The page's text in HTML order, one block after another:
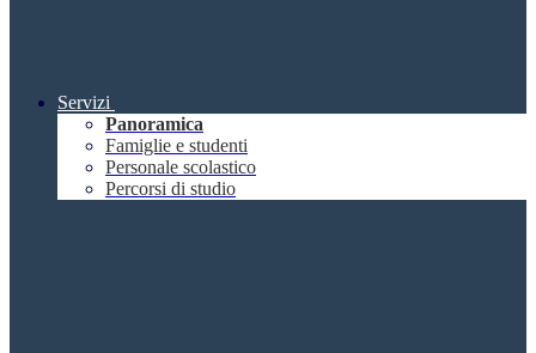
Servizi
Panoramica
Famiglie e studenti
Personale scolastico
Percorsi di studio